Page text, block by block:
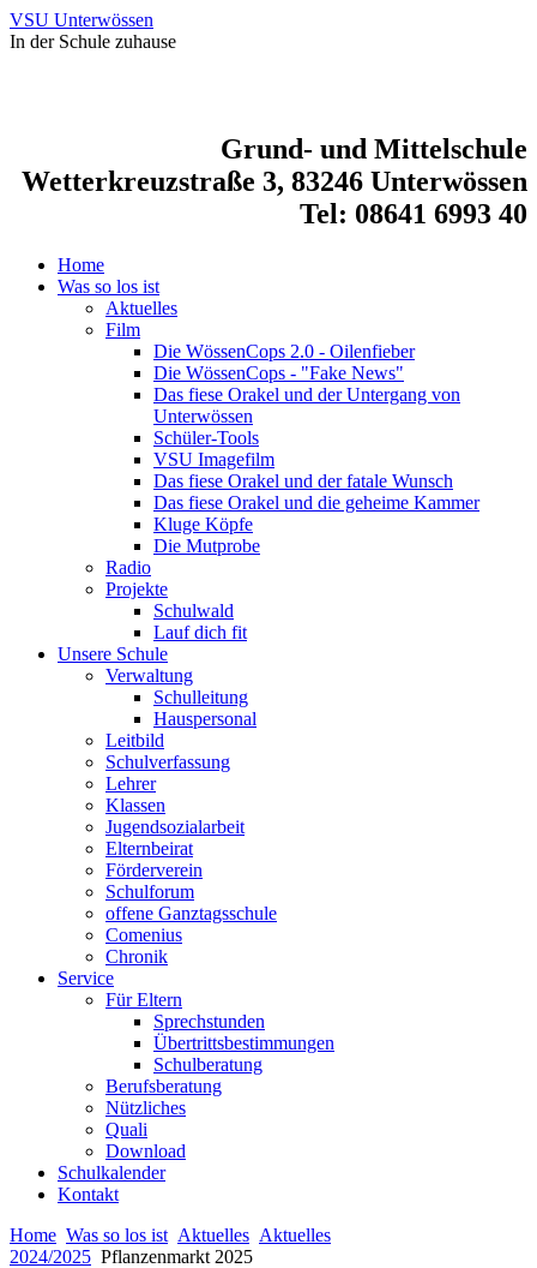
VSU Unterwössen
In der Schule zuhause
Grund- und Mittelschule
Wetterkreuzstraße 3, 83246 Unterwössen
Tel: 08641 6993 40
Home
Was so los ist
Aktuelles
Film
Die WössenCops 2.0 - Oilenfieber
Die WössenCops - "Fake News"
Das fiese Orakel und der Untergang von
Unterwössen
Schüler-Tools
VSU Imagefilm
Das fiese Orakel und der fatale Wunsch
Das fiese Orakel und die geheime Kammer
Kluge Köpfe
Die Mutprobe
Radio
Projekte
Schulwald
Lauf dich fit
Unsere Schule
Verwaltung
Schulleitung
Hauspersonal
Leitbild
Schulverfassung
Lehrer
Klassen
Jugendsozialarbeit
Elternbeirat
Förderverein
Schulforum
offene Ganztagsschule
Comenius
Chronik
Service
Für Eltern
Sprechstunden
Übertrittsbestimmungen
Schulberatung
Berufsberatung
Nützliches
Quali
Download
Schulkalender
Kontakt
Home Was so los ist Aktuelles Aktuelles
2024/2025 Pflanzenmarkt 2025